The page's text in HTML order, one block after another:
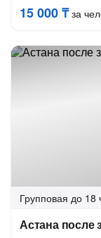
15 000 ₸за
Групповая до 18
Астана после